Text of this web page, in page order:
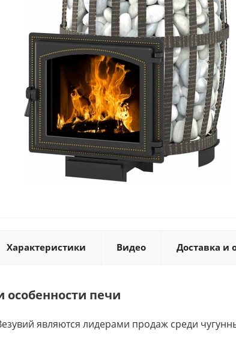
Характеристики Видео Доставка и
особенности печи
являются лидерами продаж среди